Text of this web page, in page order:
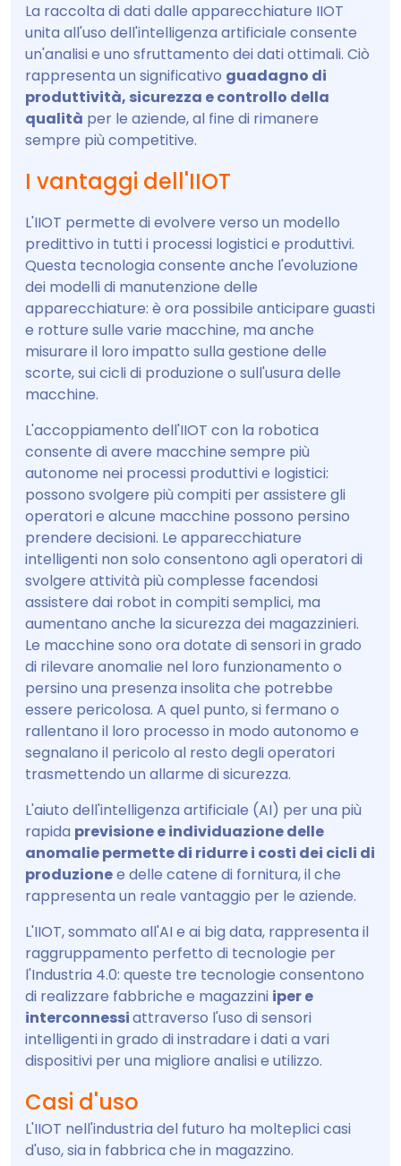
La raccolta di dati dalle apparecchiature IIOT
unita all'uso dell'intelligenza artificiale consente
un'analisi e uno sfruttamento dei dati ottimali. Ciò
rappresenta un significativo guadagno di
produttività, sicurezza e controllo della
qualità per le aziende, al fine di rimanere
sempre più competitive.
I vantaggi dell'IIOT
L'IIOT permette di evolvere verso un modello
predittivo in tutti i processi logistici e produttivi.
Questa tecnologia consente anche l'evoluzione
dei modelli di manutenzione delle
apparecchiature: è ora possibile anticipare guasti
e rotture sulle varie macchine, ma anche
misurare il loro impatto sulla gestione delle
scorte, sui cicli di produzione o sull'usura delle
macchine.
L'accoppiamento dell'IIOT con la robotica
consente di avere macchine sempre più
autonome nei processi produttivi e logistici:
possono svolgere più compiti per assistere gli
operatori e alcune macchine possono persino
prendere decisioni. Le apparecchiature
intelligenti non solo consentono agli operatori di
svolgere attività più complesse facendosi
assistere dai robot in compiti semplici, ma
aumentano anche la sicurezza dei magazzinieri.
Le macchine sono ora dotate di sensori in grado
di rilevare anomalie nel loro funzionamento o
persino una presenza insolita che potrebbe
essere pericolosa. A quel punto, si fermano o
rallentano il loro processo in modo autonomo e
segnalano il pericolo al resto degli operatori
trasmettendo un allarme di sicurezza.
L'aiuto dell'intelligenza artificiale (AI) per una più
rapida previsione e individuazione delle
anomalie permette di ridurre i costi dei cicli di
produzionee delle catene di fornitura, il che
rappresenta un reale vantaggio per le aziende.
L'IIOT, sommato all'AI e ai big data, rappresenta il
raggruppamento perfetto di tecnologie per
l'Industria 4.0: queste tre tecnologie consentono
di realizzare fabbriche e magazzini iper e
interconnessiattraverso l'uso di sensori
intelligenti in grado di instradare i dati a vari
dispositivi per una migliore analisi e utilizzo.
Casi d'uso
L'IIOT nell'industria del futuro ha molteplici casi
d'uso, sia in fabbrica che in magazzino.